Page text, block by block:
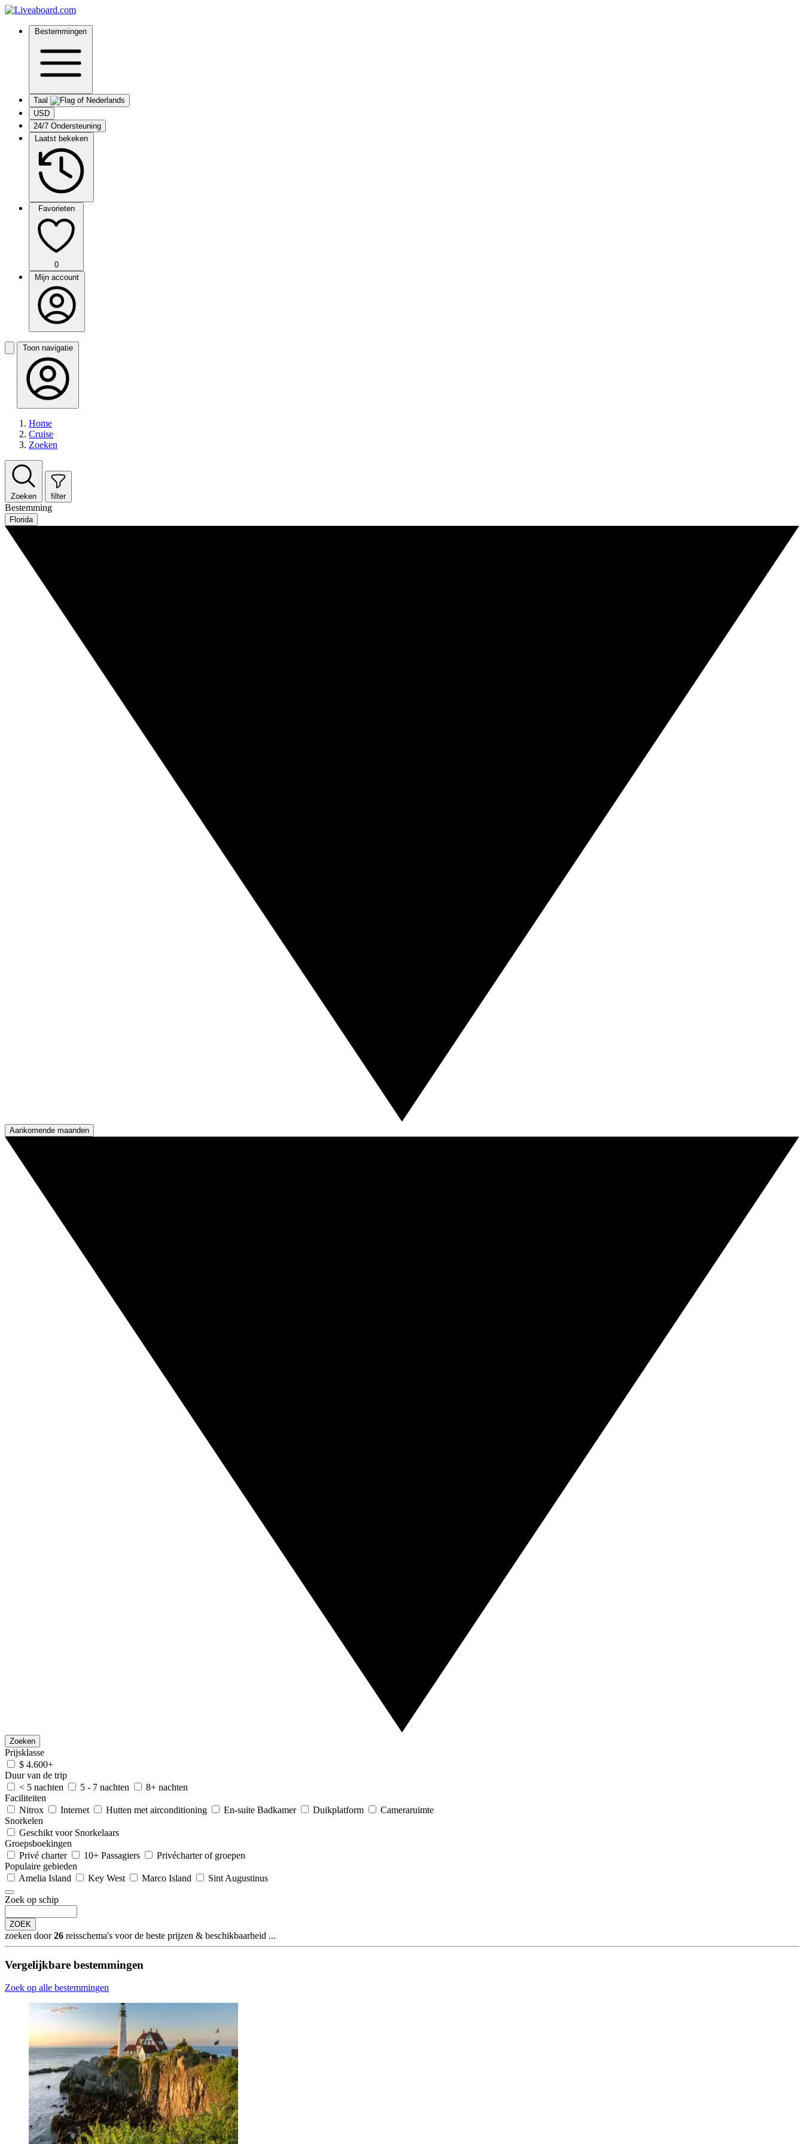
Bestemmingen
Taal
USD
24/7 Ondersteuning
Laatst bekeken
Favorieten
0
Mijn account
Toon navigatie
Home
Cruise
Zoeken
Zoeken filter
Bestemming
Florida
Aankomende maanden
Zoeken
Prijsklasse
$ 4.600+
Duur van de trip
< 5 nachten
5 - 7 nachten
8+ nachten
Faciliteiten
Nitrox
Internet Hutten met airconditioning En-suite Badkamer Duikplatform
Cameraruimte
Snorkelen
Geschikt voor Snorkelaars
Groepsboekingen
Privé charter
10+ Passagiers
Privécharter of groepen
Populaire gebieden
Amelia Island
Key West Marco Island Sint Augustinus
Zoek op schip
ZOEK
zoeken door26 reisschema's voor de beste prijzen & beschikbaarheid ...
Vergelijkbare bestemmingen
Zoek op alle bestemmingen